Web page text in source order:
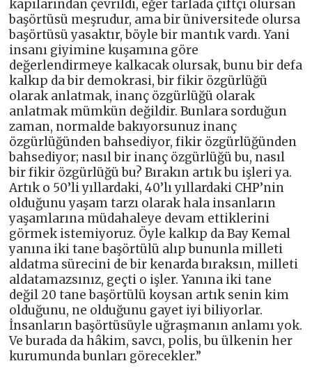
kapılarından çevrildi, eğer tarlada çiftçi olursan
başörtüsü meşrudur, ama bir üniversitede olursa
başörtüsü yasaktır, böyle bir mantık vardı. Yani
insanı giyimine kuşamına göre
değerlendirmeye kalkacak olursak, bunu bir defa
kalkıp da bir demokrasi, bir fikir özgürlüğü
olarak anlatmak, inanç özgürlüğü olarak
anlatmak mümkün değildir. Bunlara sorduğun
zaman, normalde bakıyorsunuz inanç
özgürlüğünden bahsediyor, fikir özgürlüğünden
bahsediyor; nasıl bir inanç özgürlüğü bu, nasıl
bir fikir özgürlüğü bu? Bırakın artık bu işleri ya.
Artık o 50’li yıllardaki, 40’lı yıllardaki CHP’nin
olduğunu yaşam tarzı olarak hala insanların
yaşamlarına müdahaleye devam ettiklerini
görmek istemiyoruz. Öyle kalkıp da Bay Kemal
yanına iki tane başörtülü alıp bununla milleti
aldatma sürecini de bir kenarda bıraksın, milleti
aldatamazsınız, geçti o işler. Yanına iki tane
değil 20 tane başörtülü koysan artık senin kim
olduğunu, ne olduğunu gayet iyi biliyorlar.
İnsanların başörtüsüyle uğraşmanın anlamı yok.
Ve burada da hâkim, savcı, polis, bu ülkenin her
kurumunda bunları görecekler.”